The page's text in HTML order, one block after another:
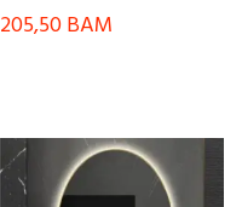
205,50BAM